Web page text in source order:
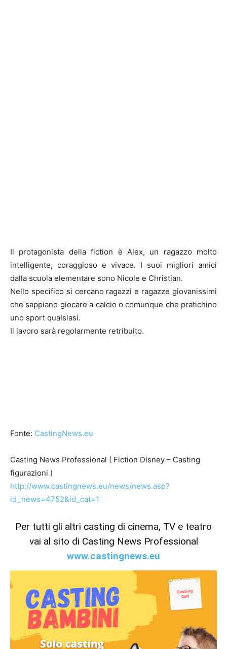
Il protagonista della fiction è Alex, un ragazzo molto
intelligente, coraggioso e vivace. I suoi migliori amici
dalla scuola elementare sono Nicole e Christian.
Nello specifico si cercano ragazzi e ragazze giovanissimi
che sappiano giocare a calcio o comunque che pratichino
uno sport qualsiasi.
Il lavoro sarà regolarmente retribuito.
Fonte: CastingNews.eu
Casting News Professional ( Fiction Disney – Casting
figurazioni )
http://www.castingnews.eu/news/news.asp?
id_news=4752&id_cat=1
Per tutti gli altri casting di cinema, TV e teatro
vai al sito di Casting News Professional
www.castingnews.eu